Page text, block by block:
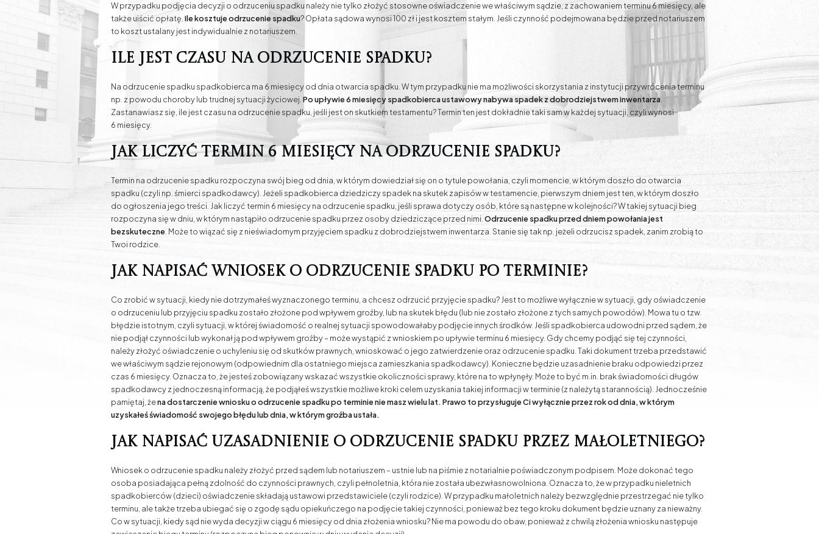
W przypadku podjęcia decyzji o odrzuceniu spadku należy nie tylko złożyć stosowne oświadczenie we właściwym sądzie, z zachowaniem terminu 6 miesięcy, ale
także uiścić opłatę. Ile kosztuje odrzucenie spadku? Opłata sądowa wynosi 100 zł i jest kosztem stałym. Jeśli czynność podejmowana będzie przed notariuszem
to koszt ustalany jest indywidualnie z notariuszem.
Ile jest czasu na odrzucenie spadku?
Na odrzucenie spadku spadkobierca ma 6 miesięcy od dnia otwarcia spadku. W tym przypadku nie ma możliwości skorzystania z instytucji przywrócenia terminu
np. z powodu choroby lub trudnej sytuacji życiowej. Po upływie 6 miesięcy spadkobierca ustawowy nabywa spadek z dobrodziejstwem inwentarza
Zastanawiasz się, ile jest czasu na odrzucenie spadku, jeśli jest on skutkiem testamentu? Termin ten jest dokładnie taki sam w każdej sytuacji, czyli wynosi
6 miesięcy.
Jak liczyć termin 6 miesięcy na odrzucenie spadku?
Termin na odrzucenie spadku rozpoczyna swój bieg od dnia, w którym dowiedział się on o tytule powołania, czyli momencie, w którym doszło do otwarcia
spadku (czyli np. śmierci spadkodawcy). Jeżeli spadkobierca dziedziczy spadek na skutek zapisów w testamencie, pierwszym dniem jest ten, w którym doszło
do ogłoszenia jego treści. Jak liczyć termin 6 miesięcy na odrzucenie spadku, jeśli sprawa dotyczy osób, które są następne w kolejności? W takiej sytuacji bieg
rozpoczyna się w dniu, w którym nastąpiło odrzucenie spadku przez osoby dziedziczące przed nimi. Odrzucenie spadku przed dniem powołania jest
bezskuteczne . Może to wiązać się z nieświadomym przyjęciem spadku z dobrodziejstwem inwentarza. Stanie się tak np. jeżeli odrzucisz spadek, zanim zrobią to
Twoi rodzice.
Jak napisać wniosek o odrzucenie spadku po terminie?
Co zrobić w sytuacji, kiedy nie dotrzymałeś wyznaczonego terminu, a chcesz odrzucić przyjęcie spadku? Jest to możliwe wyłącznie w sytuacji, gdy oświadczenie
o odrzuceniu lub przyjęciu spadku zostało złożone pod wpływem groźby, lub na skutek błędu (lub nie zostało złożone z tych samych powodów). Mowa tu o tzw.
błędzie istotnym, czyli sytuacji, w której świadomość o realnej sytuacji spowodowałaby podjęcie innych środków. Jeśli spadkobierca udowodni przed sądem, że
nie podjął czynności lub wykonał ją pod wpływem groźby – może wystąpić z wnioskiem po upływie terminu 6 miesięcy. Gdy chcemy podjąć się tej czynności,
należy złożyć oświadczenie o uchyleniu się od skutków prawnych, wnioskować o jego zatwierdzenie oraz odrzucenie spadku. Taki dokument trzeba przedstawić
we właściwym sądzie rejonowym (odpowiednim dla ostatniego miejsca zamieszkania spadkodawcy). Konieczne będzie uzasadnienie braku odpowiedzi przez
czas 6 miesięcy. Oznacza to, że jesteś zobowiązany wskazać wszystkie okoliczności sprawy, które na to wpłynęły. Może to być m.in. brak świadomości długów
spadkodawcy z jednoczesną informacją, że podjąłeś wszystkie możliwe kroki celem uzyskania takiej informacji w terminie (z należytą starannością). Jednocześnie
pamiętaj, żena dostarczenie wniosku o odrzucenie spadku po terminie nie masz wielu lat. Prawo to przysługuje Ci wyłącznie przez rok od dnia, w którym
uzyskałeś świadomość swojego błędu lub dnia, w którym groźba ustała.
Jak napisać uzasadnienie o odrzucenie spadku przez małoletniego?
Wniosek o odrzucenie spadku należy złożyć przed sądem lub notariuszem – ustnie lub na piśmie z notarialnie poświadczonym podpisem. Może dokonać tego
osoba posiadająca pełną zdolność do czynności prawnych, czyli pełnoletnia, która nie została ubezwłasnowolniona. Oznacza to, że w przypadku nieletnich
spadkobierców (dzieci) oświadczenie składają ustawowi przedstawiciele (czyli rodzice). W przypadku małoletnich należy bezwzględnie przestrzegać nie tylko
terminu, ale także trzeba ubiegać się o zgodę sądu opiekuńczego na podjęcie takiej czynności, ponieważ bez tego kroku dokument będzie uznany za nieważny.
Co w sytuacji, kiedy sąd nie wyda decyzji w ciągu 6 miesięcy od dnia złożenia wniosku? Nie ma powodu do obaw, ponieważ z chwilą złożenia wniosku następuje